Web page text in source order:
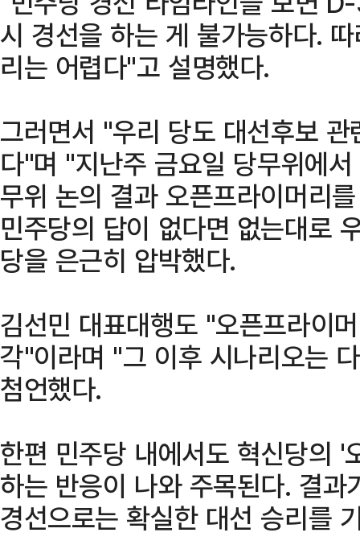
시 경선을 하는 게 불가능하다.
리는 어렵다"고 설명했다.
그러면서 "우리 당도 대선후보
다"며 "지난주 금요일 당무위에
무위 논의 결과 오픈프라이머리
민주당의 답이 없다면 없는대로
당을 은근히 압박했다.
김선민 대표대행도 "오픈프라이
각"이라며 "그 이후 시나리오는
첨언했다.
한편 민주당 내에서도 혁신당의 '
하는 반응이 나와 주목된다. 결
경선으로는 확실한 대선 승리를